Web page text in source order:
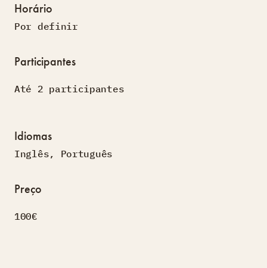
Horário
Por definir
Participantes
Até 2 participantes
Idiomas
Inglês, Português
Preço
100€